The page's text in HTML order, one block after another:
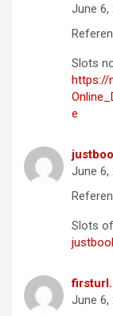
June 6,
Slots
https://
e
June 6,
Slots
June 6,